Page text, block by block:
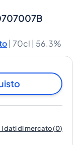
| 70cl | 56.3%
i dati di mercato(0)